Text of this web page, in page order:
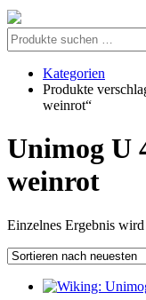
Suche
Kategorien
Produkte
weinrot“
Unimog U
weinrot
Einzelnes Ergebnis